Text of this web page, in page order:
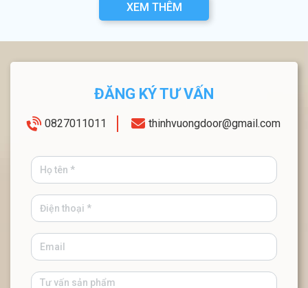
XEM THÊM
ĐĂNG KÝ TƯ VẤN
0827011011 thinhvuongdoor@gmail.com